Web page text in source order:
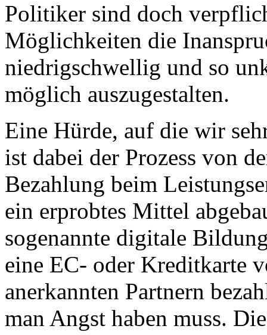
Politiker sind doch
Möglichkeiten die
niedrigschwellig und so
möglich auszugestalten.
Eine Hürde, auf die wir
ist dabei der Prozess von
Bezahlung beim
ein erprobtes Mittel
sogenannte digitale
eine EC- oder Kreditkarte
anerkannten Partnern
man Angst haben muss.